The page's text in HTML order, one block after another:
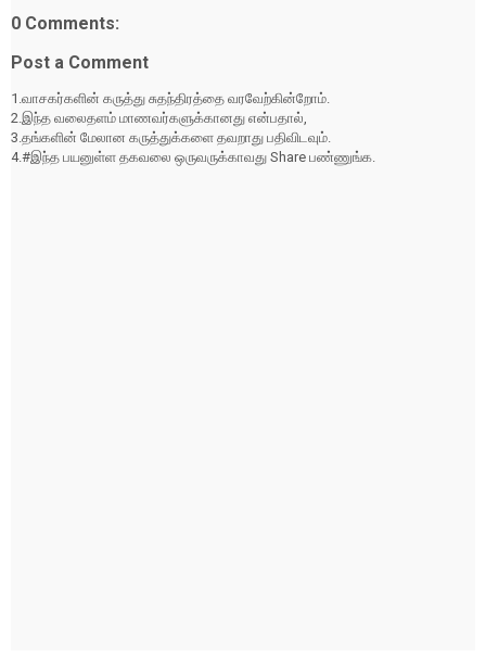
0 Comments:
Post a Comment
1.வாசகர்களின் கருத்து சுதந்திரத்தை வரவேற்கின்றோம்.
2.இந்த வலைதளம் மாணவர்களுக்கானது என்பதால்,
3.தங்களின் மேலான கருத்துக்களை தவறாது பதிவிடவும்.
4.#இந்த பயனுள்ள தகவலை ஒருவருக்காவது Share பண்ணுங்க.